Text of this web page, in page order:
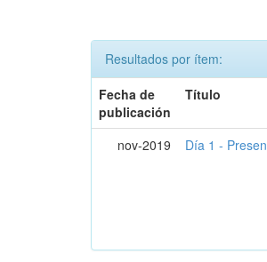
Resultados por ítem:
Fecha de
publicación
Título
nov-2019 Día 1 -